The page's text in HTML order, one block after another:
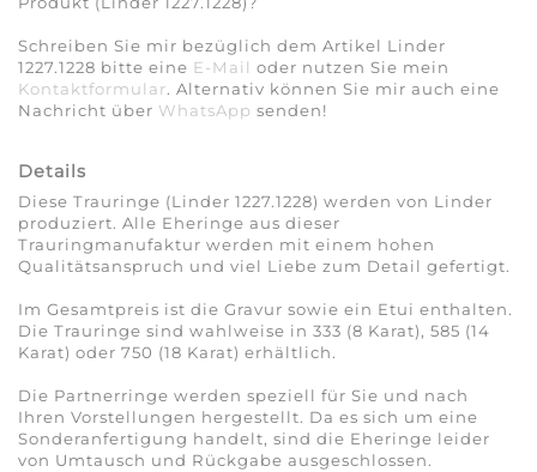
Schreiben Sie mir bezüglich dem Artikel Linder
1227.1228 bitte eine E-Mail oder nutzen Sie mein
Kontaktformular. Alternativ können Sie mir auch eine
Nachricht über WhatsApp senden!
Details
Diese Trauringe (Linder 1227.1228) werden von Linder
produziert. Alle Eheringe aus dieser
Trauringmanufaktur werden mit einem hohen
Qualitätsanspruch und viel Liebe zum Detail gefertigt.
Im Gesamtpreis ist die Gravur sowie ein Etui enthalten.
Die Trauringe sind wahlweise in 333 (8 Karat), 585 (14
Karat) oder 750 (18 Karat) erhältlich.
Die Partnerringe werden speziell für Sie und nach
Ihren Vorstellungen hergestellt. Da es sich um eine
Sonderanfertigung handelt, sind die Eheringe leider
von Umtausch und Rückgabe ausgeschlossen.